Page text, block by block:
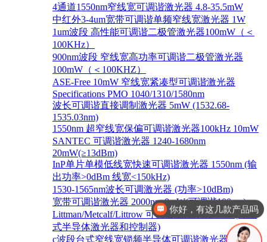
4通道1550nm窄线宽可调谐激光器 4.8-35.5mW
中红外3-4um宽带可调谐单频窄线宽激光器 1W
1um波段 高性能可调谐二极管激光器100mW（＜
100KHz）
900nm波段 窄线宽高功率可调谐二极管激光器
100mW（＜100KHZ）
ASE-Free 10mW 窄线宽紧凑型可调谐激光器
Specifications PMO 1040/1310/1580nm
波长可调谐直接调制激光器 5mW (1532.68-
1535.03nm)
1550nm 超窄线宽保偏可调谐激光器100kHz 10mW
SANTEC 可调谐激光器 1240-1680nm
20mW(≥13dBm)
InP单片单模低线宽快速可调谐激光器 1550nm (输
出功率>0dBm 线宽<150kHz)
1530-1565nm波长可调激光器 (功率>10dBm)
宽带可调谐激光器 2000nm 8mW(可调谐100nm)
Littman/Metcalf/Littrow 可调谐激光系统 Lion (外腔
式半导体激光器和控制器)
c波段台式窄线宽锁频半导体可调谐激光器 1528-
你好，有这几款产品吗